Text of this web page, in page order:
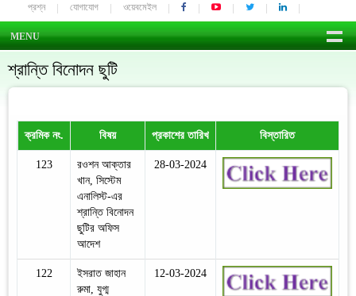
প্রশ্ন যোগাযোগ ওয়েবমেইল
MENU
শ্রান্তি বিনোদন ছুটি
ক্রমিক নং. বিষয় প্রকাশের তারিখ বিস্তারিত
123
রওশন আক্তার
খান, সিস্টেম
এনালিস্ট-এর
শ্রান্তি বিনোদন
ছুটির অফিস
আদেশ
28-03-2024
122
ইসরাত জাহান
রুমা, যুগ্ম
12-03-2024